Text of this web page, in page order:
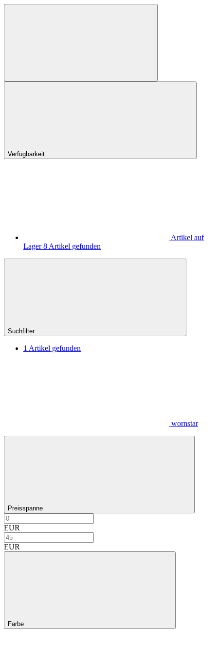
Verfügbarkeit
Artikel auf
Lager8 Artikel gefunden
Suchfilter
1 Artikel gefunden
wornstar
Preisspanne
EUR
EUR
Farbe